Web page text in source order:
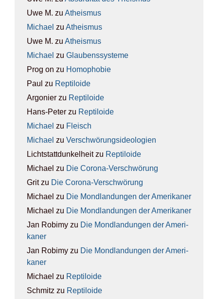
Uwe M. zu Athe­is­mus
Michael zu Athe­is­mus
Uwe M. zu Athe­is­mus
Michael zu Glau­bens­sys­te­me
Prog on zu Homo­pho­bie
Paul zu Rep­ti­lo­ide
Argonier zu Rep­ti­lo­ide
Hans-Peter zu Rep­ti­lo­ide
Michael zu Fleisch
Michael zu Ver­schwö­rungs­ideo­lo­gien
Lichtstattdunkelheitzu Rep­ti­lo­ide
Michael zu Die Coro­na-Ver­schwö­rung
Gritzu Die Coro­na-Ver­schwö­rung
Michael zu Die Mond­lan­dun­gen der Ame­ri­ka­ner
Michael zu Die Mond­lan­dun­gen der Ame­ri­ka­ner
Jan Robimy zu Die Mond­lan­dun­gen der Ame­ri­
ka­ner
Jan Robimy zu Die Mond­lan­dun­gen der Ame­ri­
ka­ner
Michael zu Rep­ti­lo­ide
Schmitz zu Rep­ti­lo­ide